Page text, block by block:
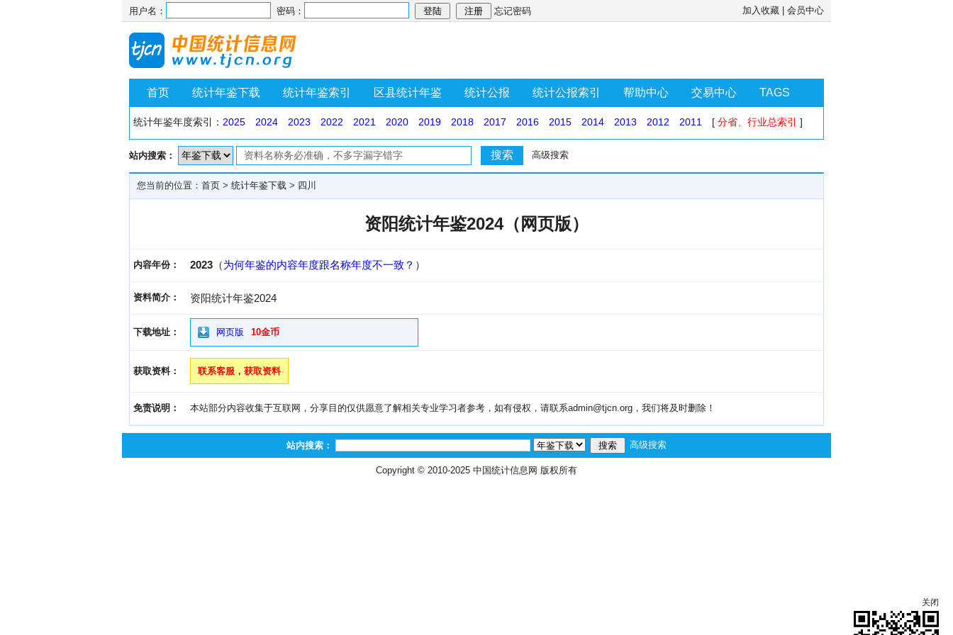
用户名： 密码： 忘记密码 加入收藏 会员中心
首页 统计年鉴下载 统计年鉴索引 区县统计年鉴 统计公报 统计公报索引 帮助中心 交易中心 TAGS
统计年鉴年度索引： 2025 2024 2023 2022 2021 2020 2019 2018 2017 2016 2015 2014 2013 2012 2011 [ 分省、行业总索引 ]
站内搜索： 高级搜索
您当前的位置： 首页 > 统计年鉴下载 > 四川
资阳统计年鉴2024（网页版）
内容年份： 2023 （为何年鉴的内容年度跟名称年度不一致？ ）
资料简介： 资阳统计年鉴2024
下载地址： 网页版 10金币
获取资料： 联系客服，获取资料
免责说明： 本站部分内容收集于互联网，分享目的仅供愿意了解相关专业学习者参考，如有侵权，请联系admin@tjcn.org，我们将及时删除！
站内搜索： 高级搜索
Copyright © 2010-2025 中国统计信息网 版权所有
关闭